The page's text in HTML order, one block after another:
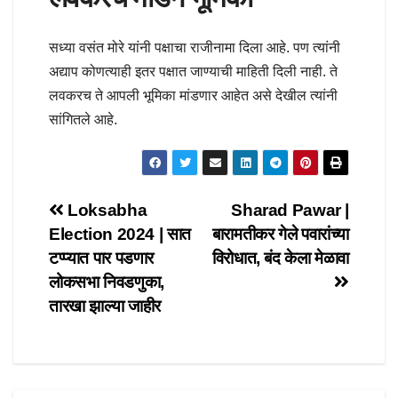
सध्या वसंत मोरे यांनी पक्षाचा राजीनामा दिला आहे. पण त्यांनी
अद्याप कोणत्याही इतर पक्षात जाण्याची माहिती दिली नाही. ते
लवकरच ते आपली भूमिका मांडणार आहेत असे देखील त्यांनी
सांगितले आहे.
Post
navigation
Sharad Pawar |
बारामतीकर गेले पवारांच्या
विरोधात, बंद केला मेळावा
Loksabha
Election 2024 | सात
टप्प्यात पार पडणार
लोकसभा निवडणुका,
तारखा झाल्या जाहीर